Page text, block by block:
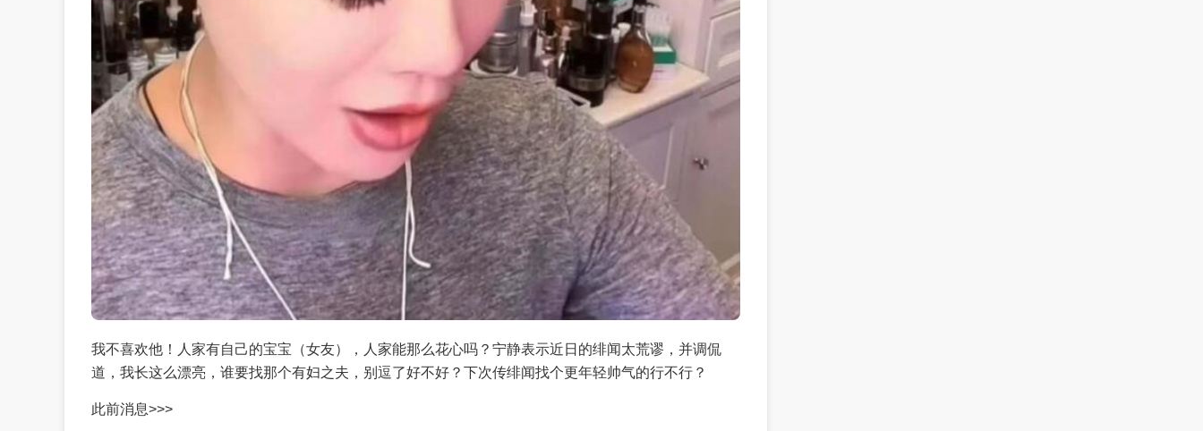
我不喜欢他！人家有自己的宝宝（女友），人家能那么花心吗？宁静表示近日的绯闻太荒谬，并调侃
道，我长这么漂亮，谁要找那个有妇之夫，别逗了好不好？下次传绯闻找个更年轻帅气的行不行？
此前消息>>>